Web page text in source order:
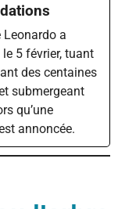
Leonardo a
5 février, tuant
des centaines
submergeant
qu’une
annoncée.